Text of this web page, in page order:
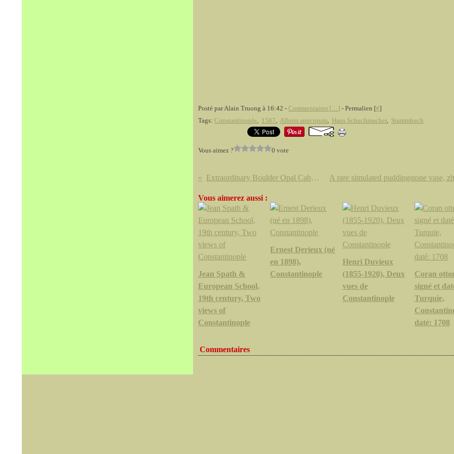
Posté par Alain Truong à 16:42 - Commentaires [… ] - Permalien [#]
Tags: Constantinople, 1587, Album amicorum, Hans Schuchmacher, Stammbuch
Vous aimez ? 0 vote
Extraordinary Boulder Opal Cabochon. Koroit, Queensland, Australia
Vous aimerez aussi :
Jean Spath &
European School,
19th century, Two
views of
Constantinople
Ernest Derieux (né
en 1898),
Constantinople
Henri Duvieux
(1855-1920), Deux
vues de
Constantinople
Coran
signé et
Turquie,
daté: 1708
Commentaires